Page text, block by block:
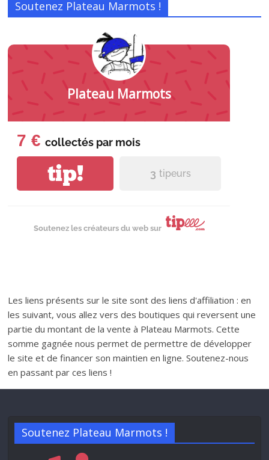
Soutenez Plateau Marmots !
Plateau Marmots
7 € collectés par mois
tip! 3 tipeurs
Soutenez les créateurs du web sur
Les liens présents sur le site sont des liens d'affiliation : en
les suivant, vous allez vers des boutiques qui reversent une
partie du montant de la vente à Plateau Marmots. Cette
somme gagnée nous permet de permettre de développer
le site et de financer son maintien en ligne. Soutenez-nous
en passant par ces liens !
Soutenez Plateau Marmots !